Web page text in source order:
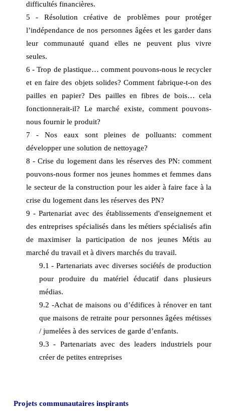
difficultés financières.
5 - Résolution créative de problèmes pour protéger
l’indépendance de nos personnes âgées et les garder dans
leur communauté quand elles ne peuvent plus vivre
seules.
6 - Trop de plastique… comment pouvons-nous le recycler
et en faire des objets solides? Comment fabrique-t-on des
pailles en papier? Des pailles en fibres de bois… cela
fonctionnerait-il? Le marché existe, comment pouvons-
nous fournir le produit?
7 - Nos eaux sont pleines de polluants: comment
développer une solution de nettoyage?
8 - Crise du logement dans les réserves des PN: comment
pouvons-nous former nos jeunes hommes et femmes dans
le secteur de la construction pour les aider à faire face à la
crise du logement dans les réserves des PN?
9 - Partenariat avec des établissements d'enseignement et
des entreprises spécialisés dans les métiers spécialisés afin
de maximiser la participation de nos jeunes Métis au
marché du travail et à divers marchés du travail.
9.1 - Partenariats avec diverses sociétés de production
pour produire du matériel éducatif dans plusieurs
médias.
9.2 -Achat de maisons ou d’édifices à rénover en tant
que maisons de retraite pour personnes âgées métisses
/ jumelées à des services de garde d’enfants.
9.3 - Partenariats avec des leaders industriels pour
créer de petites entreprises
Projets communautaires inspirants